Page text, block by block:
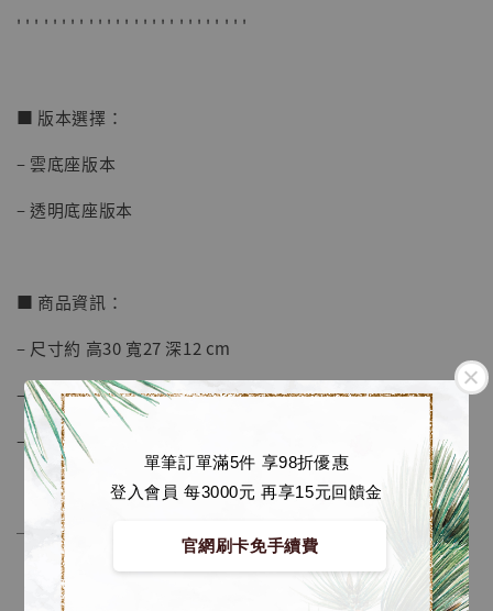
單筆訂單滿5件 享98折優惠
登入會員 每3000元 再享15元回饋金
官網刷卡免手續費
NT$ 5,580
' ' ' ' ' ' ' ' ' ' ' ' ' ' ' ' ' ' ' ' ' ' ' ' ' '
■ 版本選擇：
– 雲底座版本
– 透明底座版本
■ 商品資訊：
– 尺寸約 高30 寬27 深12 cm
– 材質為 PU
– 限量128體 帶編號
──────────────